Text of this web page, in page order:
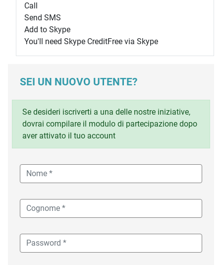
Call
Send SMS
Add to Skype
You'll need Skype CreditFree via Skype
SEI UN NUOVO UTENTE?
Se desideri iscriverti a una delle nostre iniziative,
dovrai compilare il modulo di partecipazione dopo
aver attivato il tuo account